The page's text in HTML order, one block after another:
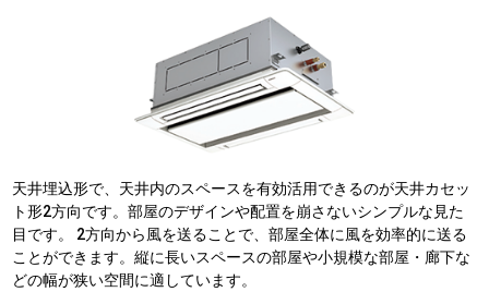
天井埋込形で、天井内のスペースを有効活用できるのが天井カセッ
ト形2方向です。部屋のデザインや配置を崩さないシンプルな見た
目です。 2方向から風を送ることで、部屋全体に風を効率的に送る
ことができます。縦に長いスペースの部屋や小規模な部屋・廊下な
どの幅が狭い空間に適しています。